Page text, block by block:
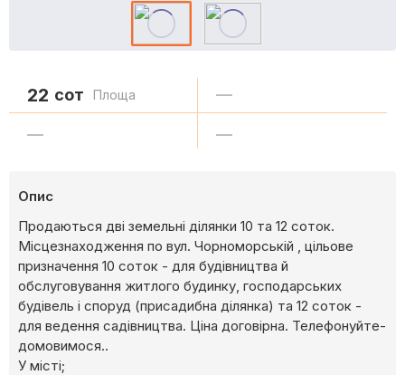
22 сот Площа —
— —
Опис
Продаються дві земельні ділянки 10 та 12 соток.
Місцезнаходження по вул. Чорноморській , цільове
призначення 10 соток - для будівництва й
обслуговування житлого будинку, господарських
будівель і споруд (присадибна ділянка) та 12 соток -
для ведення садівництва. Ціна договірна. Телефонуйте-
домовимося..
У місті;